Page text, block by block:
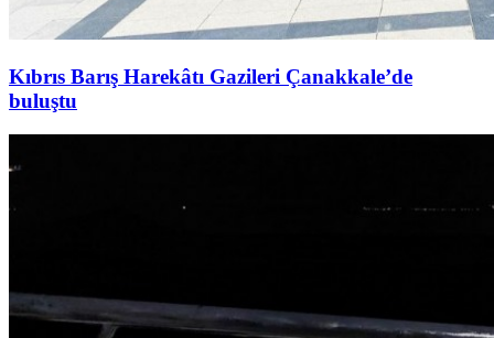
Kıbrıs Barış Harekâtı Gazileri Çanakkale’de
buluştu